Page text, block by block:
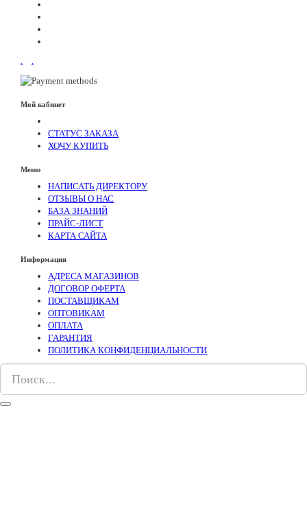
. .
Мой кабинет
СТАТУС ЗАКАЗА
ХОЧУ КУПИТЬ
Меню
НАПИСАТЬ ДИРЕКТОРУ
ОТЗЫВЫ О НАС
БАЗА ЗНАНИЙ
ПРАЙС-ЛИСТ
КАРТА САЙТА
Информация
АДРЕСА МАГАЗИНОВ
ДОГОВОР ОФЕРТА
ПОСТАВЩИКАМ
ОПТОВИКАМ
ОПЛАТА
ГАРАНТИЯ
ПОЛИТИКА КОНФИДЕНЦИАЛЬНОСТИ